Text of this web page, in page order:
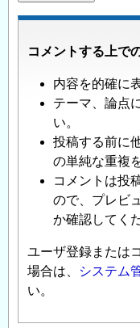
コメントする上で
内容を的確に
テーマ、論点
い。
投稿する前に
の単純な重複
コメントは投
ので、プレビ
か確認してく
ユーザ登録または
場合は、
システム
い。